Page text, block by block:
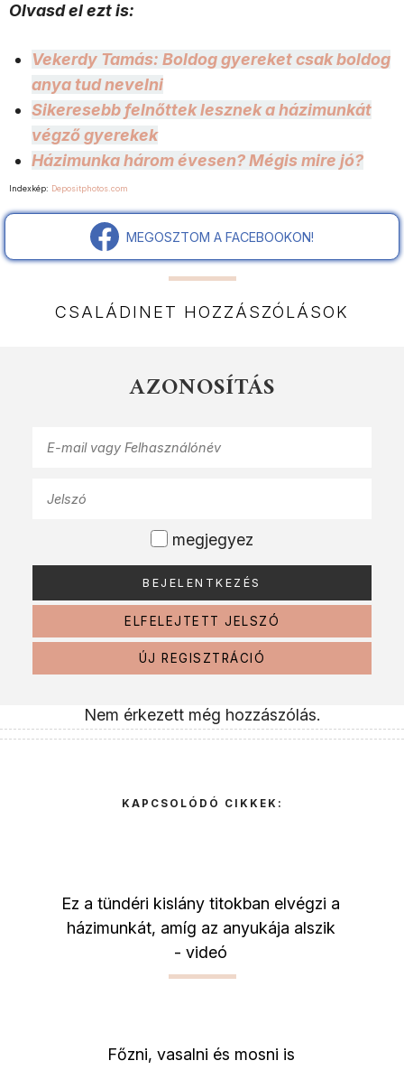
Olvasd el ezt is:
Vekerdy Tamás: Boldog gyereket csak boldog
anya tud nevelni
Sikeresebb felnőttek lesznek a házimunkát
végző gyerekek
Házimunka három évesen? Mégis mire jó?
Indexkép: Depositphotos.com
MEGOSZTOM A FACEBOOKON!
CSALÁDINET HOZZÁSZÓLÁSOK
AZONOSÍTÁS
megjegyez
ELFELEJTETT JELSZÓ
ÚJ REGISZTRÁCIÓ
Nem érkezett még hozzászólás.
KAPCSOLÓDÓ CIKKEK:
Ez a tündéri kislány titokban elvégzi a
házimunkát, amíg az anyukája alszik
- videó
Főzni, vasalni és mosni is